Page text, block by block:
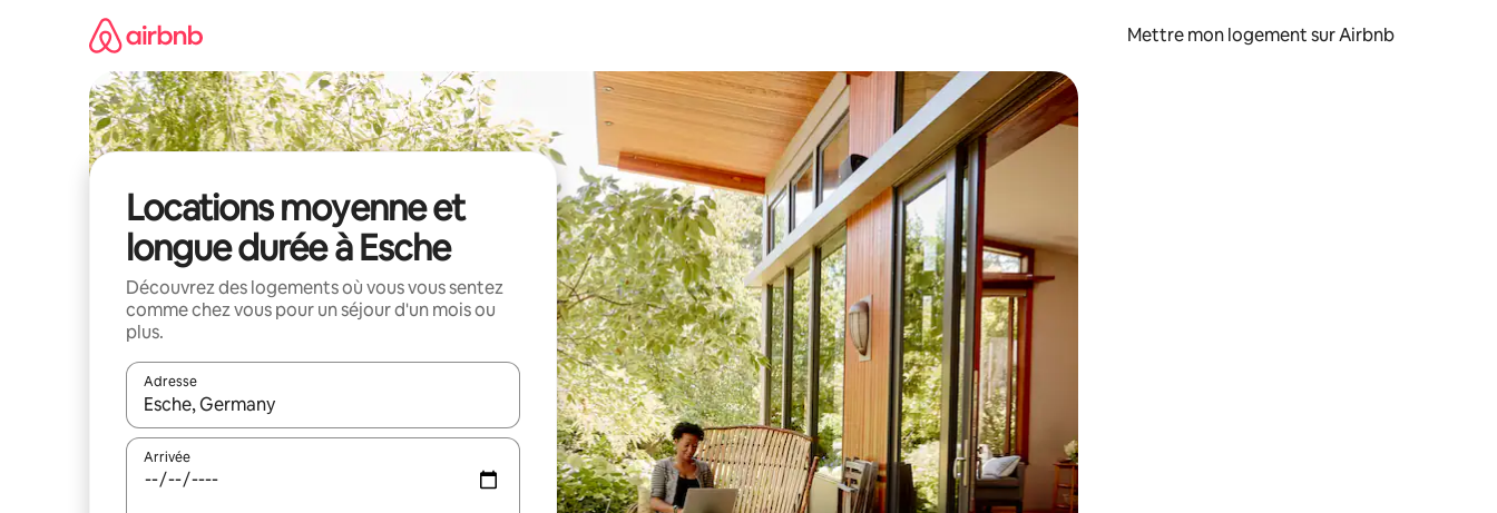
Mettre mon logement sur Airbnb
Locations moyenne et
longue durée à Esche
Découvrez des logements où vous vous sentez
comme chez vous pour un séjour d'un mois ou
plus.
Adresse
Lorsque les résultats s'affichent, utilisez les flèches vers le haut et vers le bas pour les parcourir ou en appuyant et en faisant glisser.
Arrivée